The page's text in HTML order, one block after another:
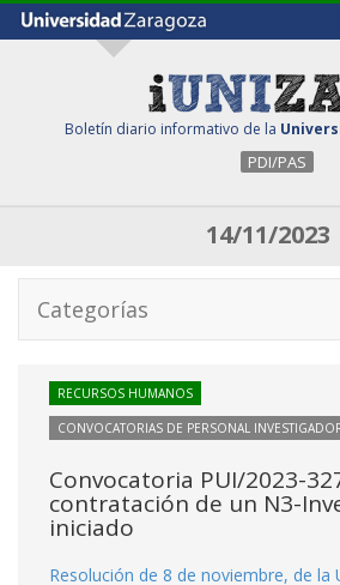
Boletín diario informativo de la
PDI/PAS
14/11/2023
Categorías
RECURSOS HUMANOS
CONVOCATORIAS DE PERSONAL
Convocatoria PUI/2023-
contratación de un N3-
iniciado
Resolución de 8 de noviembre, de la